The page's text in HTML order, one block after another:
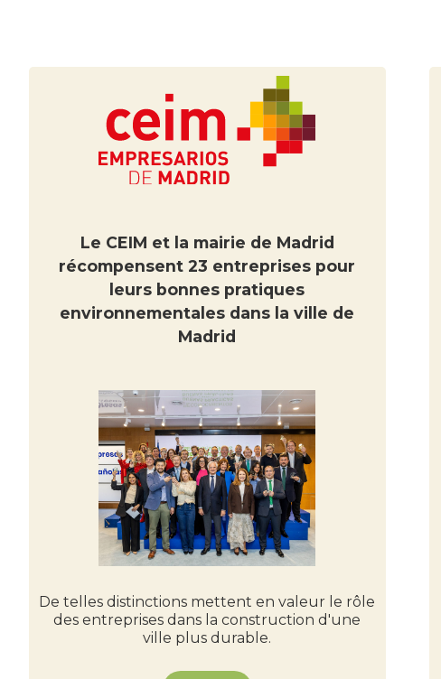
Le CEIM et la mairie de Madrid
récompensent 23 entreprises pour
leurs bonnes pratiques
environnementales dans la ville de
Madrid
De telles distinctions mettent en valeur le rôle
des entreprises dans la construction d'une
ville plus durable.